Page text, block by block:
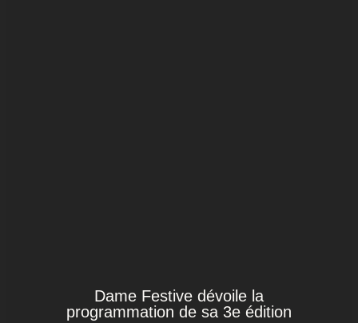
Dame Festive dévoile la
programmation de sa 3e édition